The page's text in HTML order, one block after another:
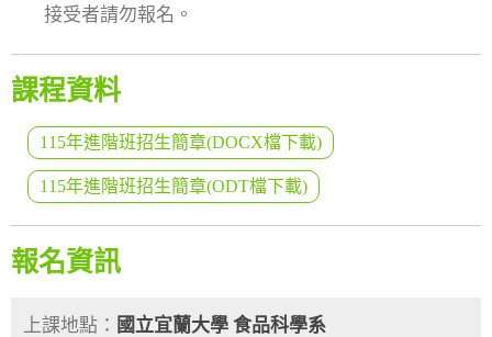
接受者請勿報名。
課程資料
115年進階班招生簡章(DOCX檔下載)
115年進階班招生簡章(ODT檔下載)
報名資訊
上課地點： 國立宜蘭大學 食品科學系